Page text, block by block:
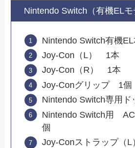
Nintendo Switch（有機EL
Nintendo Switch有機
Joy-Con（L） 1本
Joy-Con（R） 1本
Joy-Conグリップ 1個
Nintendo Switch専用
Nintendo Switch用
個
Joy-Conストラップ（